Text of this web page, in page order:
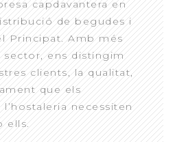
capdavantera en
de begudes i
Principat. Amb més
sector, ens distingim
clients, la qualitat,
que els
necessiten
ells.